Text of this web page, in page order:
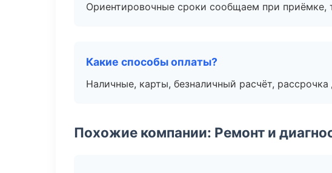
Ориентировочные сроки сообщаем при приёмке,
Какие способы оплаты?
Наличные, карты, безналичный расчёт,
Похожие компании: Ремонт и